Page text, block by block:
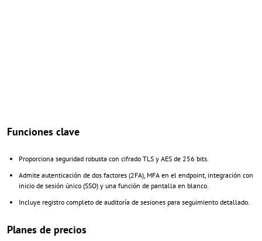
Funciones clave
Proporciona seguridad robusta con cifrado TLS y AES de 256 bits.
Admite autenticación de dos factores (2FA), MFA en el endpoint, integración con
inicio de sesión único (SSO) y una función de pantalla en blanco.
Incluye registro completo de auditoría de sesiones para seguimiento detallado.
Planes de precios